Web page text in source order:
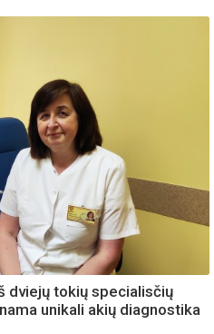
dviejų tokių specialisčių
unikali akių diagnostika